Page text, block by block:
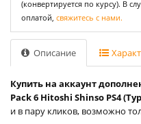
(конвертируется по курсу). В
оплатой, свяжитесь с нами.
Описание
Купить на аккаунт
Pack 6 Hitoshi Shinso PS4
и в пару кликов, возможно